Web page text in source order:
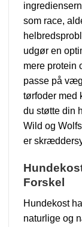
som race,
udgør en
mere protein
passe på
tørfoder med
du støtte din
Wild og
er
Forskel
Hundekost
naturlige og